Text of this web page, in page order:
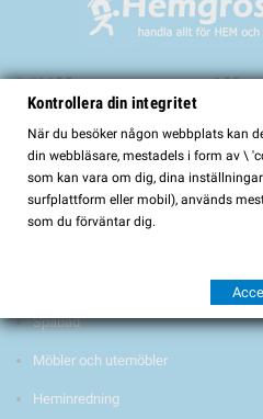
Välkommen till
HemGrossisten.se har sedan 2017
trädgård till kunder över hela Sverige.
sortiment med fokus på kvalitet,
Spabad
Möbler och utemöbler
Heminredning
Kontrollera din integritet
När du besöker någon webbplats kan
din webbläsare, mestadels i form av \
som kan vara om dig, dina
surfplattform eller mobil), används
som du förväntar dig.